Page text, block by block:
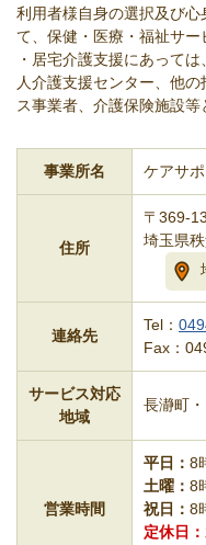
利用者様自身の選択及び
て、保健・医療・福祉サー
・居宅介護支援にあって
人介護支援センター、他
ス事業者、介護保険施設等
事業所名 ケアサ
住所
〒369-
埼玉県
連絡先
Tel：
Fax：
サービス対応
地域
長瀞町
営業時間
平日
8
土曜
8
祝日
8
定休日